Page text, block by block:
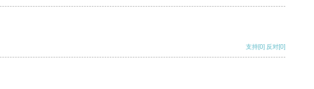
支持[0] 反对[0]